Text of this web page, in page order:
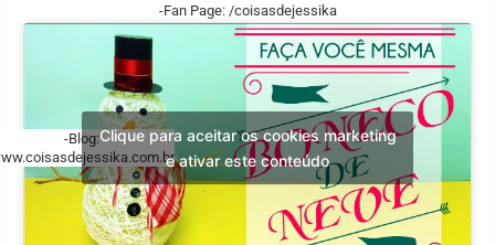
-Fan Page: /coisasdejessika
-Blog:Clique para aceitar os cookies marketing
e ativar este conteúdo